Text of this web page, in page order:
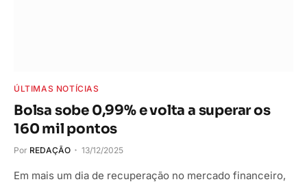
ÚLTIMAS NOTÍCIAS
Bolsa sobe 0,99% e volta a superar os
160 mil pontos
Por REDAÇÃO 13/12/2025
Em mais um dia de recuperação no mercado financeiro,